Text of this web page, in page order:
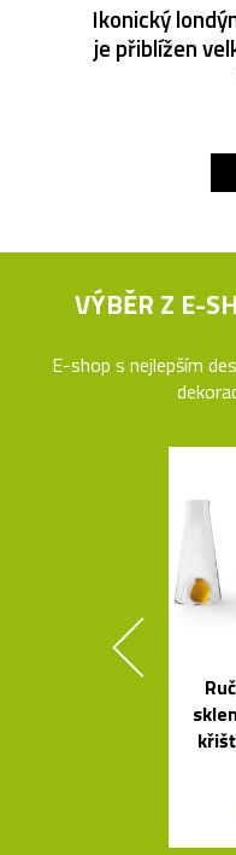
Ikonický
je přiblížen
VÝBĚR Z E-
E-shop s nejlepším